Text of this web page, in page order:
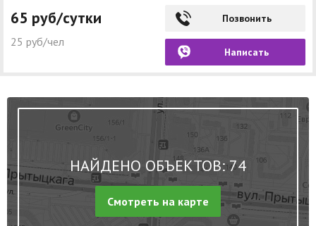
65 руб/сутки
25 руб/чел
Позвонить
Написать
НАЙДЕНО ОБЪЕКТОВ: 74
Смотреть на карте